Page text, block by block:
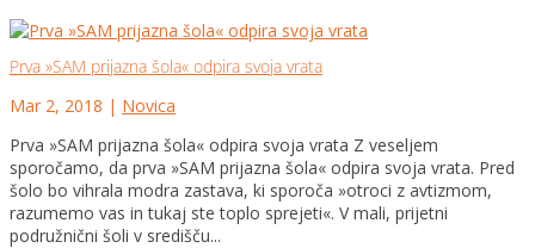
Prva »SAM prijazna šola« odpira svoja vrata
Mar 2, 2018 | Novica
Prva »SAM prijazna šola« odpira svoja vrata Z veseljem
sporočamo, da prva »SAM prijazna šola« odpira svoja vrata. Pred
šolo bo vihrala modra zastava, ki sporoča »otroci z avtizmom,
razumemo vas in tukaj ste toplo sprejeti«. V mali, prijetni
podružnični šoli v središču...